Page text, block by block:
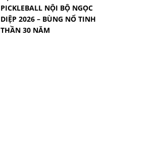
PICKLEBALL NỘI BỘ NGỌC
DIỆP 2026 – BÙNG NỔ TINH
THẦN 30 NĂM